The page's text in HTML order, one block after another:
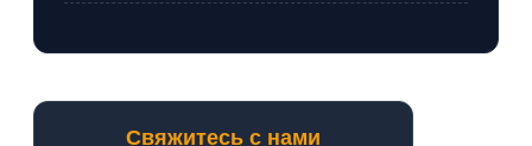
Свяжитесь с нами